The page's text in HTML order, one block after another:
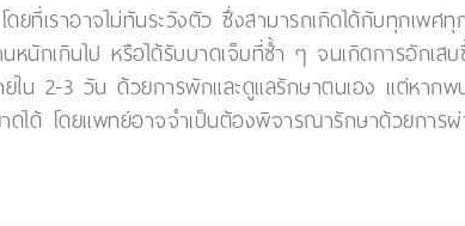
ดยที่เราอาจไม่ทันระวังตัว ซึ่งสามารถเกิดได้กับทุกเ
นหนักเกินไป หรือได้รับบาดเจ็บที่ซ้ำ ๆ จนเกิดการอัก
ยใน 2-3 วัน ด้วยการพักและดูแลรักษาตนเอง แต่หาก
ได้ โดยแพทย์อาจจำเป็นต้องพิจารณารักษาด้วยกา